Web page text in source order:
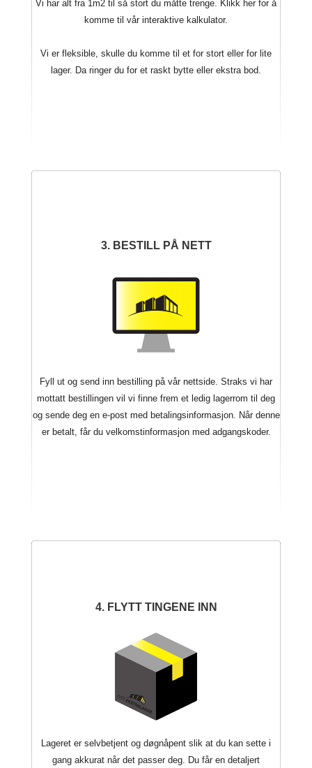
Vi har alt fra 1m2 til så stort du måtte trenge. Klikk her for å
komme til vår interaktive kalkulator.
Vi er fleksible, skulle du komme til et for stort eller for lite
lager. Da ringer du for et raskt bytte eller ekstra bod.
3. BESTILL PÅ NETT
Fyll ut og send inn bestilling på vår nettside. Straks vi har
mottatt bestillingen vil vi finne frem et ledig lagerrom til deg
og sende deg en e-post med betalingsinformasjon. Når denne
er betalt, får du velkomstinformasjon med adgangskoder.
4. FLYTT TINGENE INN
Lageret er selvbetjent og døgnåpent slik at du kan sette i
gang akkurat når det passer deg. Du får en detaljert